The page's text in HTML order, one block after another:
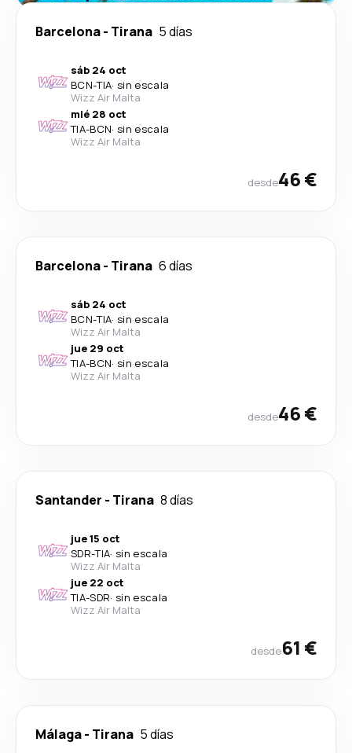
Barcelona- Tirana 5 días
sáb 24 oct
BCN-TIA· sin escala
Wizz Air Malta
mié 28 oct
TIA-BCN· sin escala
Wizz Air Malta
desde46 €
Barcelona- Tirana 6 días
sáb 24 oct
BCN-TIA· sin escala
Wizz Air Malta
jue 29 oct
TIA-BCN· sin escala
Wizz Air Malta
desde46 €
Santander - Tirana 8 días
jue 15 oct
SDR-TIA· sin escala
Wizz Air Malta
jue 22 oct
TIA-SDR· sin escala
Wizz Air Malta
desde61 €
Málaga- Tirana 5 días